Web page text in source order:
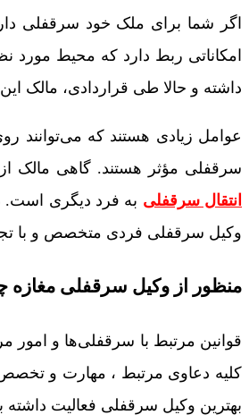
اگر شما برای ملک خود سرقفلی
امکاناتی ربط دارد که محیط
داشته و حالا طی قراردادی، مالک
عوامل زیادی هستند که می‌توانند
سرقفلی مؤثر هستند. گاهی مالک از
انتقال سرقفلی به فرد دیگری است.
وکیل سرقفلی فردی متخصص و با
منظور از وکیل سرقفلی
قوانین مرتبط با سرقفلی‌ها و
کلیه دعاوی مرتبط ، مهارت و تخصص
بهترین وکیل سرقفلی فعالیت داشته